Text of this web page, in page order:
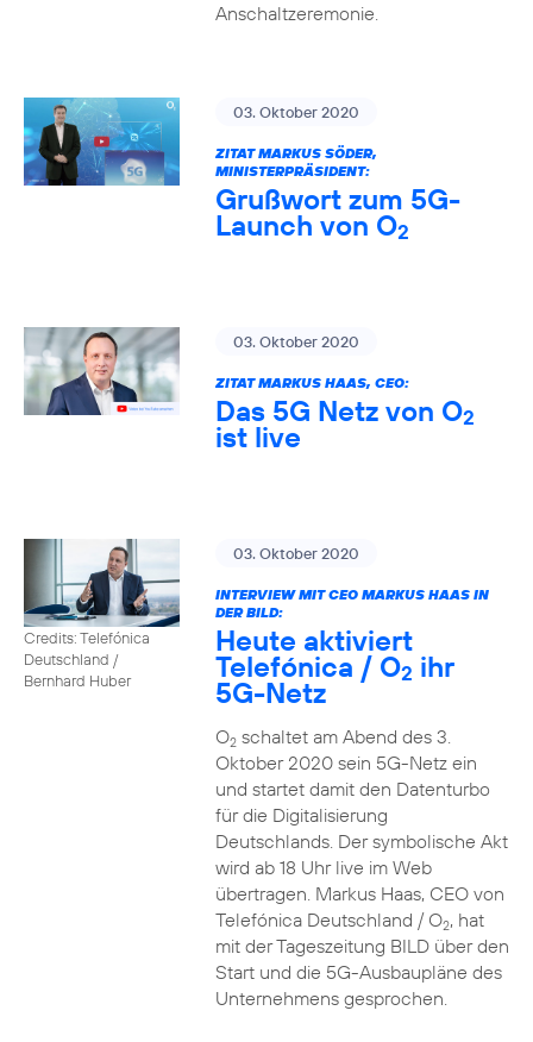
Anschaltzeremonie.
03. Oktober 2020
ZITAT MARKUS SÖDER,
MINISTERPRÄSIDENT:
Grußwort zum 5G-
Launch von O2
03. Oktober 2020
ZITAT MARKUS HAAS, CEO:
Das 5G Netz von O2
ist live
Credits: Telefónica
Deutschland /
Bernhard Huber
03. Oktober 2020
INTERVIEW MIT CEO MARKUS HAAS IN
DER BILD:
Heute aktiviert
Telefónica / O2 ihr
5G-Netz
O2schaltet am Abend des 3.
Oktober 2020 sein 5G-Netz ein
und startet damit den Datenturbo
für die Digitalisierung
Deutschlands. Der symbolische Akt
wird ab 18 Uhr live im Web
übertragen. Markus Haas, CEO von
Telefónica Deutschland / O2, hat
mit der Tageszeitung BILD über den
Start und die 5G-Ausbaupläne des
Unternehmens gesprochen.